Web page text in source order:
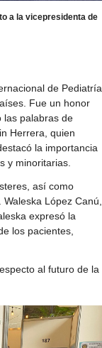
a la vicepresidenta de
de Pediatría
Fue un honor
las palabras de
Herrera, quien
la importancia
y minoritarias.
así como
López Canú,
expresó la
los pacientes,
al futuro de la